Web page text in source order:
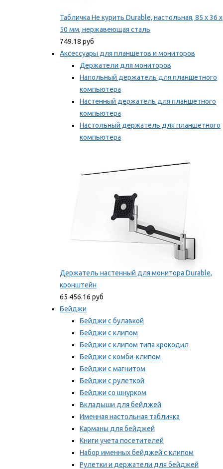
Табличка Не курить Durable, настольная, 85 x 36 x
50 мм, нержавеющая сталь
749.18 руб
Аксессуары для планшетов и мониторов
Держатели для мониторов
Напольный держатель для планшетного
компьютера
Настенный держатель для планшетного
компьютера
Настольный держатель для планшетного
компьютера
Держатель настенный для монитора Durable,
кронштейн
65 456.16 руб
Бейджи
Бейджи с булавкой
Бейджи с клипом
Бейджи с клипом типа крокодил
Бейджи с комби-клипом
Бейджи с магнитом
Бейджи с рулеткой
Бейджи со шнурком
Вкладыши для бейджей
Именная настольная табличка
Карманы для бейджей
Книги учета посетителей
Набор именных бейджей с клипом
Рулетки и держатели для бейджей